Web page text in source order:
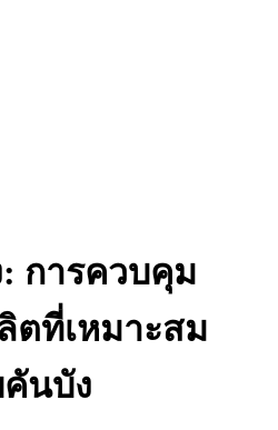
การควบคุม
ตที่เหมาะสม
นบัง